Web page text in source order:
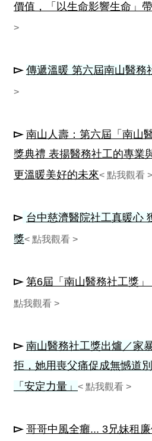
價值，「以生命影響生命」
>
▻ 傳遞溫暖 第六屆南山醫務
>
▻ 南山人壽：第六屆「南山
獎典禮 表揚醫務社工的專業
更溫暖美好的未來< 點我觀看 >
▻ 台中慈濟醫院社工真暖心
獎< 點我觀看 >
▻ 第6屆「南山醫務社工獎
點我觀看 >
▻ 南山醫務社工獎出爐／家
拒，她用喪父痛促成無憾道
「安定力量」 < 點我觀看 >
▻ 哥哥中風全癱... 3兄妹租